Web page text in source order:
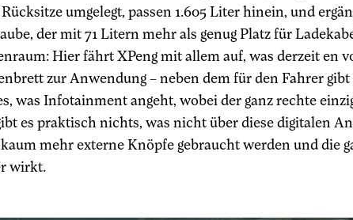
umgelegt, passen 1.605 Liter hinein, und
der mit 71 Litern mehr als genug Platz für
Hier fährt XPeng mit allem auf, was derzeit en
zur Anwendung – neben dem für den Fahrer gibt
was Infotainment angeht, wobei der ganz rechte
es praktisch nichts, was nicht über diese digitalen
mehr externe Knöpfe gebraucht werden und die
wirkt.